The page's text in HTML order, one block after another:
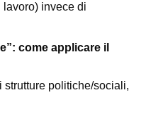
invece di
come applicare il
politiche/sociali,